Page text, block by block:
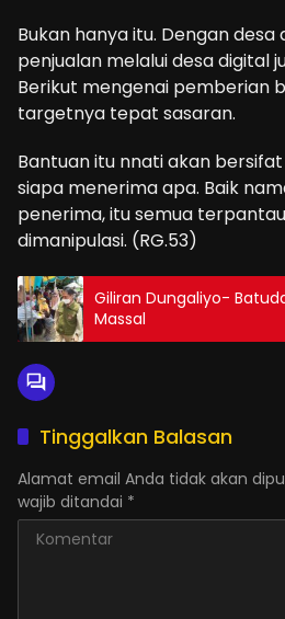
Bukan hanya itu. Dengan desa
penjualan melalui desa digital
Berikut mengenai pemberian
targetnya tepat sasaran.
Bantuan itu nnati akan
siapa menerima apa. Baik
penerima, itu semua
dimanipulasi. (RG.53)
Giliran Dungaliyo-
Massal
Tinggalkan Balasan
Alamat email Anda tidak akan
wajib ditandai *